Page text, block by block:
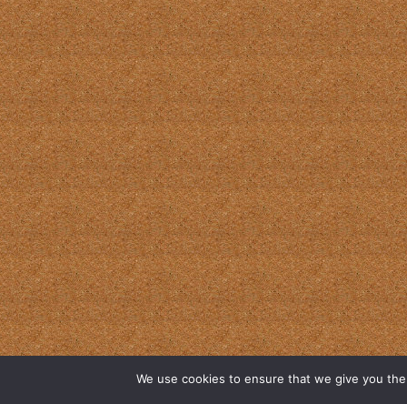
We use cookies to ensure that we give you